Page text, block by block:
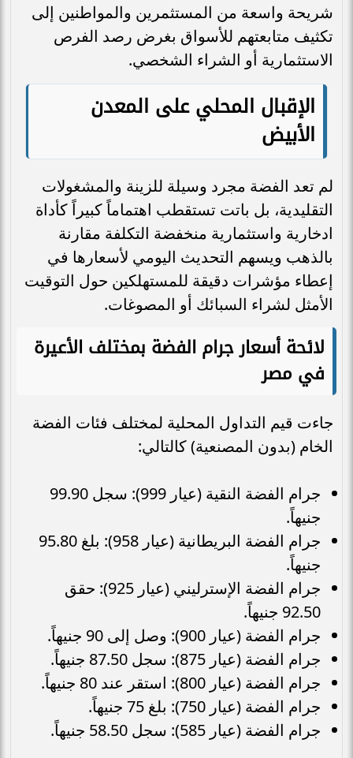
شريحة واسعة من المستثمرين والمواطنين إلى
تكثيف متابعتهم للأسواق بغرض رصد الفرص
الاستثمارية أو الشراء الشخصي.
الإقبال المحلي على المعدن
الأبيض
لم تعد الفضة مجرد وسيلة للزينة والمشغولات
التقليدية، بل باتت تستقطب اهتماماً كبيراً كأداة
ادخارية واستثمارية منخفضة التكلفة مقارنة
بالذهب ويسهم التحديث اليومي لأسعارها في
إعطاء مؤشرات دقيقة للمستهلكين حول التوقيت
الأمثل لشراء السبائك أو المصوغات.
لائحة أسعار جرام الفضة بمختلف الأعيرة
في مصر
جاءت قيم التداول المحلية لمختلف فئات الفضة
الخام (بدون المصنعية) كالتالي:
جرام الفضة النقية (عيار 999): سجل 99.90
جنيهاً.
جرام الفضة البريطانية (عيار 958): بلغ 95.80
جنيهاً.
جرام الفضة الإسترليني (عيار 925): حقق
92.50 جنيهاً.
جرام الفضة (عيار 900): وصل إلى 90 جنيهاً.
جرام الفضة (عيار 875): سجل 87.50 جنيهاً.
جرام الفضة (عيار 800): استقر عند 80 جنيهاً.
جرام الفضة (عيار 750): بلغ 75 جنيهاً.
جرام الفضة (عيار 585): سجل 58.50 جنيهاً.